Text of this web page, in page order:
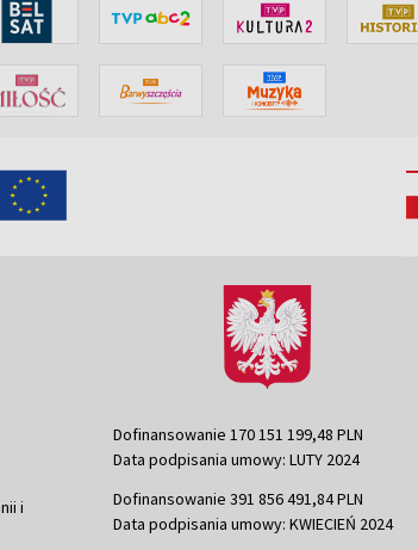
i
Dofinansowanie 170 151 199,48 PLN
Data podpisania umowy: LUTY 2024
Dofinansowanie 391 856 491,84 PLN
Data podpisania umowy: KWIECIEŃ 2024